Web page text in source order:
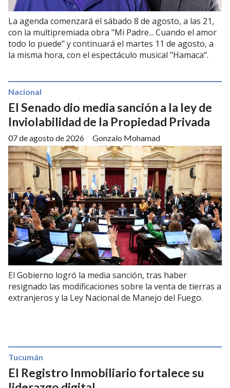
La agenda comenzará el sábado 8 de agosto, a las 21,
con la multipremiada obra "Mi Padre... Cuando el amor
todo lo puede" y continuará el martes 11 de agosto, a
la misma hora, con el espectáculo musical "Hamaca".
El Senado dio media sanción a la ley de
Inviolabilidad de la Propiedad Privada
Gonzalo Mohamad
Nacional
07 de agosto de 2026
El Gobierno logró la media sanción, tras haber
resignado las modificaciones sobre la venta de tierras a
extranjeros y la Ley Nacional de Manejo del Fuego.
El Registro Inmobiliario fortalece su
Tucumán